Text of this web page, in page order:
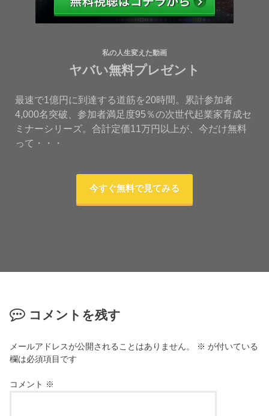
私の人生変えた動画
ヤバい無料プレゼント
最速で1億円に到達する道筋を20時間。累計参加者
4,000名突破、参加者満足度95％の次世代起業家育成セ
ミナーシリーズ。合計定価11万円以上が、今だけ無料
って・・・
今すぐ無料で見てみる
コメントを残す
メールアドレスが公開されることはありません。 ※ が付いている
欄は必須項目です
コメント ※